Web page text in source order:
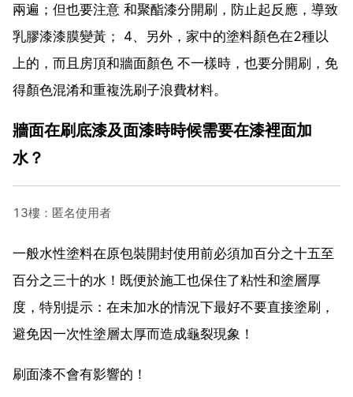
兩遍；但也要注意 和聚酯漆分開刷，防止起反應，導致
乳膠漆漆膜變黃； 4、另外，家中的塗料顏色在2種以
上的，而且房頂和牆面顏色 不一樣時，也要分開刷，免
得顏色混淆和重複洗刷子浪費材料。
牆面在刷底漆及面漆時時候需要在漆裡面加
水？
13樓：匿名使用者
一般水性塗料在原包裝開封使用前必須加百分之十五至
百分之三十的水！既便於施工也保住了粘性和塗層厚
度，特別提示：在未加水的情況下最好不要直接塗刷，
避免因一次性塗層太厚而造成龜裂現象！
刷面漆不會有影響的！